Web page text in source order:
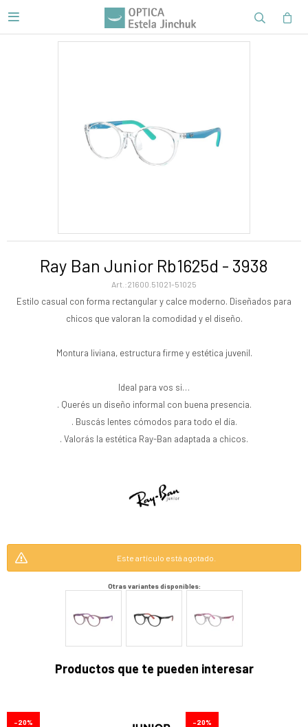

Ray Ban Junior Rb1625d - 3938
21600.51021-51025
Estilo casual con forma rectangular y calce moderno. Diseñados para
chicos que valoran la comodidad y el diseño.
Montura liviana, estructura firme y estética juvenil.
Ideal para vos si…
. Querés un diseño informal con buena presencia.
. Buscás lentes cómodos para todo el día.
. Valorás la estética Ray-Ban adaptada a chicos.
Este artículo está agotado.
Otras variantes disponibles:
Productos que te pueden interesar
20 20